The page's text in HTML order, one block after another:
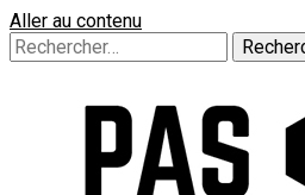
Aller au contenu
Rechercher :